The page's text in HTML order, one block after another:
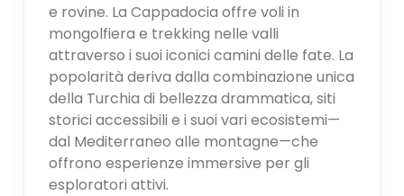
e rovine. La Cappadocia offre voli in
mongolfiera e trekking nelle valli
attraverso i suoi iconici camini delle fate. La
popolarità deriva dalla combinazione unica
della Turchia di bellezza drammatica, siti
storici accessibili e i suoi vari ecosistemi—
dal Mediterraneo alle montagne—che
offrono esperienze immersive per gli
esploratori attivi.